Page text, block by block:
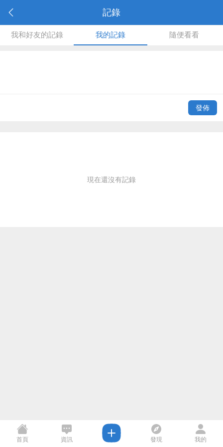
記錄
我和好友的記錄 我的記錄 隨便看看
發佈
現在還沒有記錄
首頁 資訊 發現 我的